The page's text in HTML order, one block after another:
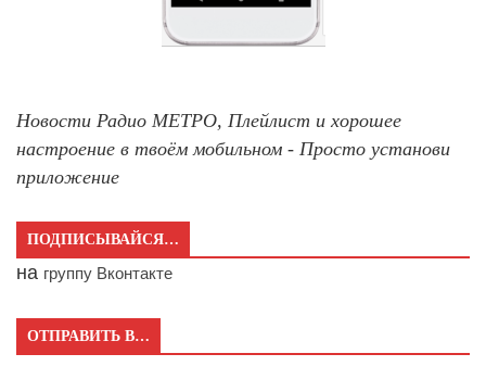
Новости Радио МЕТРО, Плейлист и хорошее
настроение в твоём мобильном - Просто установи
приложение
ПОДПИСЫВАЙСЯ…
на группу Вконтакте
ОТПРАВИТЬ В…